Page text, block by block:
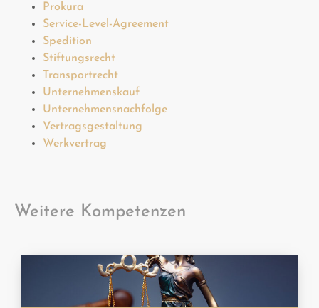
Prokura
Service-Level-Agreement
Spedition
Stiftungsrecht
Transportrecht
Unternehmenskauf
Unternehmensnachfolge
Vertragsgestaltung
Werkvertrag
Weitere Kompetenzen